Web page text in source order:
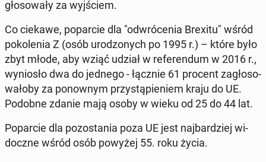
gło­so­wa­ły za wyj­ściem.
Co ciekawe, po­par­cie dla "od­wró­ce­nia Brexitu" wśród
po­ko­le­nia Z (osób uro­dzo­nych po 1995 r.) – które było
zbyt młode, aby wziąć udział w re­fe­ren­dum w 2016 r.,
wy­nio­sło dwa do jednego - łącznie 61 procent za­gło­so­
wa­ło­by za po­now­nym przy­stą­pie­niem kraju do UE.
Podobne zdanie mają osoby w wieku od 25 do 44 lat.
Po­par­cie dla po­zo­sta­nia poza UE jest naj­bar­dziej wi­
docz­ne wśród osób powyżej 55. roku życia.